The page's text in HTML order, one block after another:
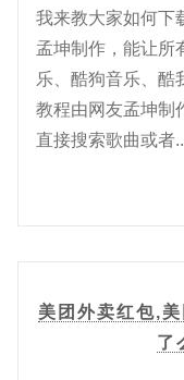
我来教大家如何下
孟坤制作，能让所
乐、酷狗音乐、酷
教程由网友孟坤制
直接搜索歌曲或者
美团外卖红包,
了